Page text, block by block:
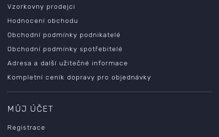
Vzorkovny prodejci
Hodnocení obchodu
Obchodní podmínky podnikatelé
Obchodní podmínky spotřebitelé
Adresa a další užitečné informace
Kompletní ceník dopravy pro objednávky
MŮJ ÚČET
Registrace